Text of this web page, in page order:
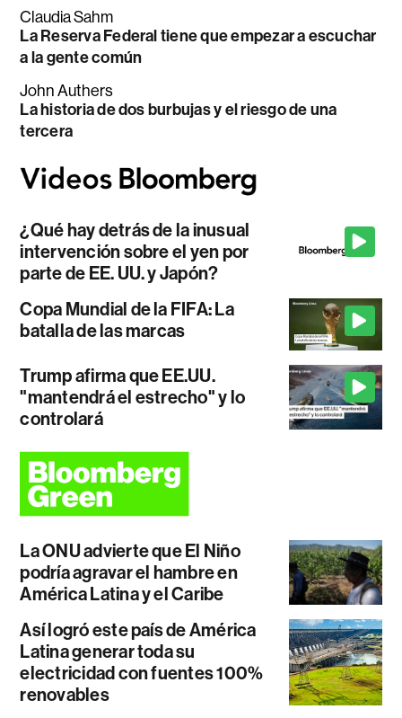
Claudia Sahm
La Reserva Federal tiene que empezar a escuchar
a la gente común
John Authers
La historia de dos burbujas y el riesgo de una
tercera
¿Qué hay detrás de la inusual
intervención sobre el yen por
parte de EE. UU. y Japón?
Copa Mundial de la FIFA: La
batalla de las marcas
Trump afirma que EE.UU.
"mantendrá el estrecho" y lo
controlará
La ONU advierte que El Niño
podría agravar el hambre en
América Latina y el Caribe
Así logró este país de América
Latina generar toda su
electricidad con fuentes 100%
renovables